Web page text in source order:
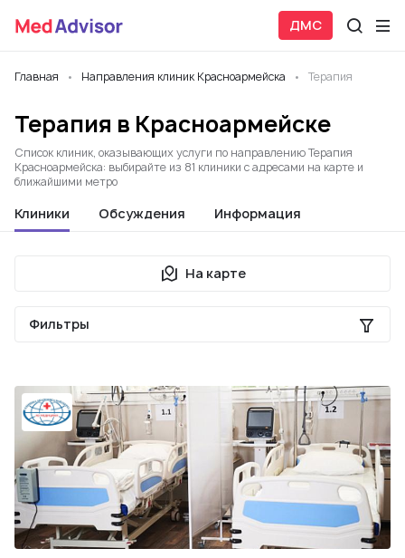
ДМС
Главная Направления клиник Красноармейска Терапия
Терапия в Красноармейске
Список клиник, оказывающих услуги по направлению Терапия
Красноармейска: выбирайте из 81 клиники с адресами на карте и
ближайшими метро
Клиники Обсуждения Информация
На карте
Фильтры